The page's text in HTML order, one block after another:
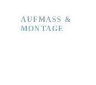
AUFMASS & M
ONTAGE